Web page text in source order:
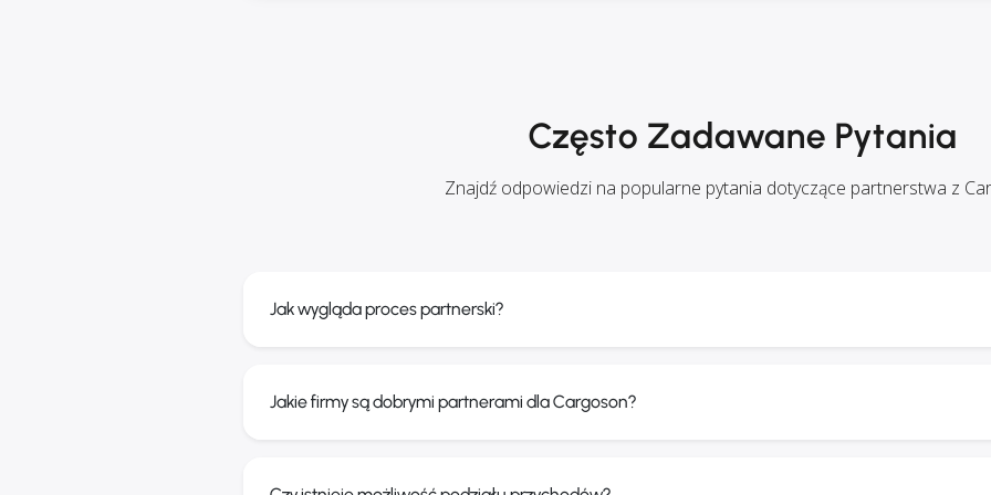
Często Zadawane Pytania
Znajdź odpowiedzi na popularne pytania dotyczące partnerstwa z
Jak wygląda proces partnerski?
Jakie firmy są dobrymi partnerami dla Cargoson?